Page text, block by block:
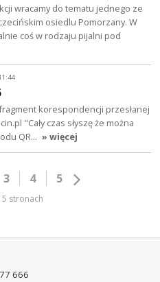
wracamy do tematu jednego ze
osiedlu Pomorzany. W
coś w rodzaju pijalni pod
korespondencji przesłanej
"Cały czas słyszę że można
QR… » więcej
3 4 5
stronach
666